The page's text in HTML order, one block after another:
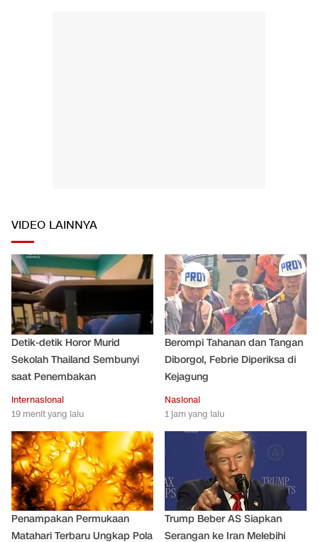
VIDEO LAINNYA
Detik-detik Horor Murid
Sekolah Thailand Sembunyi
saat Penembakan
Internasional
19 menit yang lalu
Berompi Tahanan dan Tangan
Diborgol, Febrie Diperiksa di
Kejagung
Nasional
1 jam yang lalu
Penampakan Permukaan
Matahari Terbaru Ungkap Pola
Trump Beber AS Siapkan
Serangan ke Iran Melebihi